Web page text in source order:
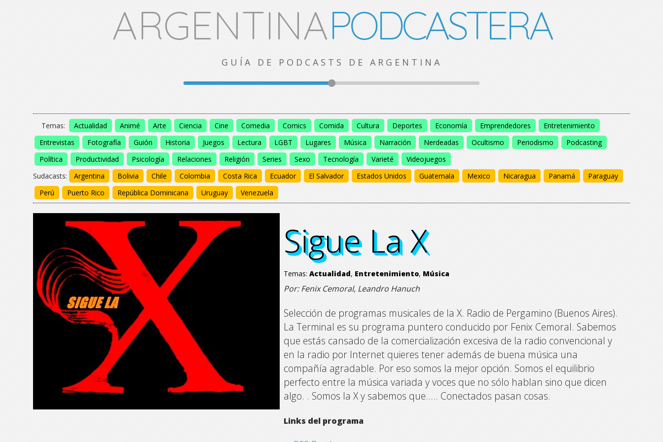
ARGENTINAPODCASTERA
GUÍA DE PODCASTS DE ARGENTINA
Temas: Actualidad Animé Arte Ciencia Cine Comedia Comics Comida Cultura Deportes Economía Emprendedores
Entretenimiento
Entrevistas
Fotografía Guión Historia Juegos Lectura LGBT Lugares Música Narración Nerdeadas Ocultismo Periodismo
Podcasting
Política
Productividad Psicología Relaciones Religión Series Sexo Tecnología Varieté
Videojuegos
Sudacasts:
Argentina Bolivia Chile Colombia Costa Rica Ecuador El Salvador Estados Unidos Guatemala Mexico Nicaragua Panamá
Paraguay
Perú
Puerto Rico República Dominicana Uruguay Venezuela
Sigue La X
Sigue La X
Sigue La X
Sigue La X
Temas:Actualidad, Entretenimiento, Música
Por: Fenix Cemoral, Leandro Hanuch
Selección de programas musicales de la X. Radio de Pergamino (Buenos Aires).
La Terminal es su programa puntero conducido por Fenix Cemoral. Sabemos
que estás cansado de la comercialización excesiva de la radio convencional y
en la radio por Internet quieres tener además de buena música una
compañía agradable. Por eso somos la mejor opción. Somos el equilibrio
perfecto entre la música variada y voces que no sólo hablan sino que dicen
algo. . Somos la X y sabemos que….. Conectados pasan cosas.
Links del programa